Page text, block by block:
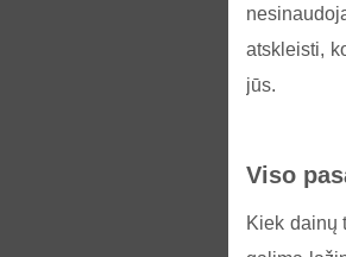
atskleisti,
jūs.
Viso
Kiek dainų